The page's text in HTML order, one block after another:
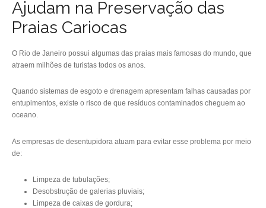
Ajudam na Preservação das
Praias Cariocas
O Rio de Janeiro possui algumas das praias mais famosas do mundo, que
atraem milhões de turistas todos os anos.
Quando sistemas de esgoto e drenagem apresentam falhas causadas por
entupimentos, existe o risco de que resíduos contaminados cheguem ao
oceano.
As empresas de desentupidora atuam para evitar esse problema por meio
de:
Limpeza de tubulações;
Desobstrução de galerias pluviais;
Limpeza de caixas de gordura;